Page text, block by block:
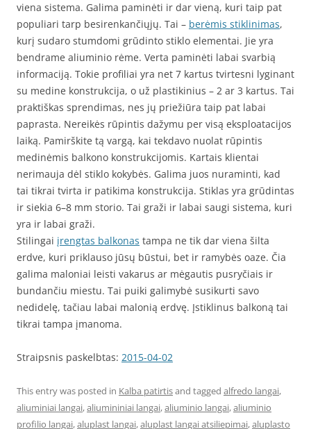
viena sistema. Galima paminėti ir dar vieną, kuri taip pat
populiari tarp besirenkančiųjų. Tai – berėmis stiklinimas,
kurį sudaro stumdomi grūdinto stiklo elementai. Jie yra
bendrame aliuminio rėme. Verta paminėti labai svarbią
informaciją. Tokie profiliai yra net 7 kartus tvirtesni lyginant
su medine konstrukcija, o už plastikinius – 2 ar 3 kartus. Tai
praktiškas sprendimas, nes jų priežiūra taip pat labai
paprasta. Nereikės rūpintis dažymu per visą eksploatacijos
laiką. Pamirškite tą vargą, kai tekdavo nuolat rūpintis
medinėmis balkono konstrukcijomis. Kartais klientai
nerimauja dėl stiklo kokybės. Galima juos nuraminti, kad
tai tikrai tvirta ir patikima konstrukcija. Stiklas yra grūdintas
ir siekia 6–8 mm storio. Tai graži ir labai saugi sistema, kuri
yra ir labai graži.
Stilingai įrengtas balkonas tampa ne tik dar viena šilta
erdve, kuri priklauso jūsų būstui, bet ir ramybės oaze. Čia
galima maloniai leisti vakarus ar mėgautis pusryčiais ir
bundančiu miestu. Tai puiki galimybė susikurti savo
nedidelę, tačiau labai malonią erdvę. Įstiklinus balkoną tai
tikrai tampa įmanoma.
Straipsnis paskelbtas: 2015-04-02
This entry was posted in Kalba patirtisand tagged alfredo langai,
aliuminiai langai,aliumininiai langai,aliuminio langai,aliuminio
profilio langai,aluplast langai,aluplast langai atsiliepimai,aluplasto